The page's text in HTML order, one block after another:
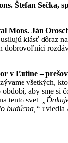
Štefan Sečka,
Mons. Ján
klásť dôraz
dobrovoľníci
v Ľutine –
všetkých,
aby sme si
tento svet.
budúcna,“ uviedla